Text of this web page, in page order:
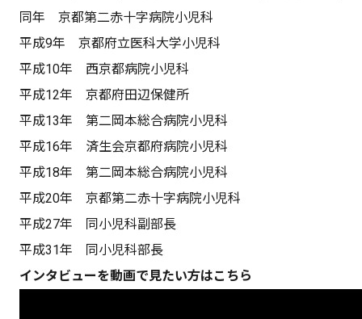
同年 京都第二赤十字病院小児科
平成9年 京都府立医科大学小児科
平成10年 西京都病院小児科
平成12年 京都府田辺保健所
平成13年 第二岡本総合病院小児科
平成16年 済生会京都府病院小児科
平成18年 第二岡本総合病院小児科
平成20年 京都第二赤十字病院小児科
平成27年 同小児科副部長
平成31年 同小児科部長
インタビューを動画で見たい方はこちら